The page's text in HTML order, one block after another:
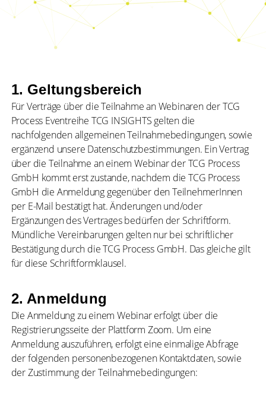
1. Geltungsbereich
Für Verträge über die Teilnahme an Webinaren der TCG
Process Eventreihe TCG INSIGHTS gelten die
nachfolgenden allgemeinen Teilnahmebedingungen, sowie
ergänzend unsere Datenschutzbestimmungen. Ein Vertrag
über die Teilnahme an einem Webinar der TCG Process
GmbH kommt erst zustande, nachdem die TCG Process
GmbH die Anmeldung gegenüber den TeilnehmerInnen
per E-Mail bestätigt hat. Änderungen und/oder
Ergänzungen des Vertrages bedürfen der Schriftform.
Mündliche Vereinbarungen gelten nur bei schriftlicher
Bestätigung durch die TCG Process GmbH. Das gleiche gilt
für diese Schriftformklausel.
2. Anmeldung
Die Anmeldung zu einem Webinar erfolgt über die
Registrierungsseite der Plattform Zoom. Um eine
Anmeldung auszuführen, erfolgt eine einmalige Abfrage
der folgenden personenbezogenen Kontaktdaten, sowie
der Zustimmung der Teilnahmebedingungen: